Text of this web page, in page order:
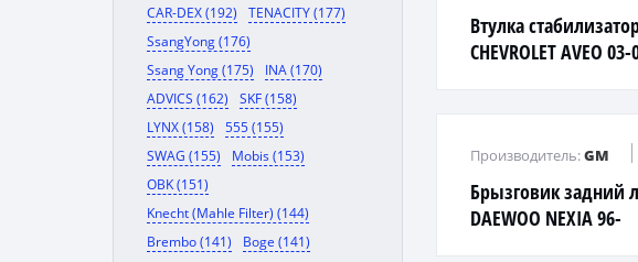
CAR-DEX (192)
TENACITY (177)
SsangYong (176)
Ssang Yong (175)
INA (170)
ADVICS (162)
SKF (158)
LYNX (158)
555 (155)
SWAG (155)
Mobis (153)
OBK (151)
Knecht (Mahle Filter) (144)
Brembo (141)
Boge (141)
Втулка
CHEVROLET AVEO
Брызговик задний
DAEWOO NEXIA 96-
Производитель:GM